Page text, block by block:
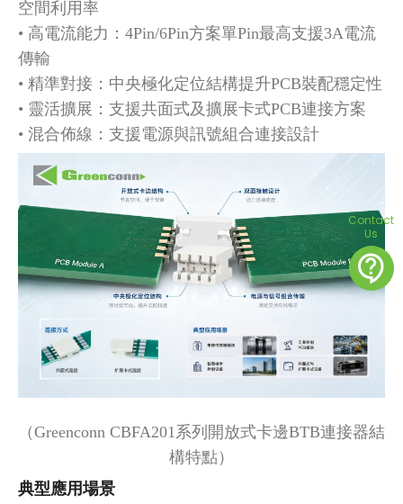
空間利用率
• 高電流能力：4Pin/6Pin方案單Pin最高支援3A電流
傳輸
• 精準對接：中央極化定位結構提升PCB裝配穩定性
• 靈活擴展：支援共面式及擴展卡式PCB連接方案
• 混合佈線：支援電源與訊號組合連接設計
（Greenconn CBFA201系列 開放式卡邊BTB連接器結
構特點）
典型應用場景
Contact
Us
contact_support